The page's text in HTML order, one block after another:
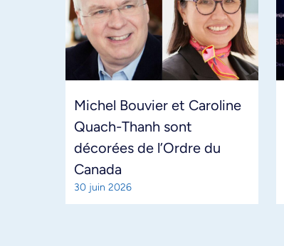
Michel Bouvier et Caroline
Quach-Thanh sont
décorées de l’Ordre du
Canada
30 juin 2026